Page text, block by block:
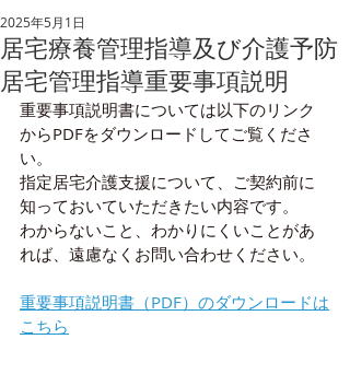
居宅療養管理指導及び介護予防
居宅管理指導重要事項説明
2025年5月1日
重要事項説明書については以下のリンク
からPDFをダウンロードしてご覧くださ
い。
指定居宅介護支援について、ご契約前に
知っておいていただきたい内容です。
わからないこと、わかりにくいことがあ
れば、遠慮なくお問い合わせください。
重要事項説明書（PDF）のダウンロードは
こちら